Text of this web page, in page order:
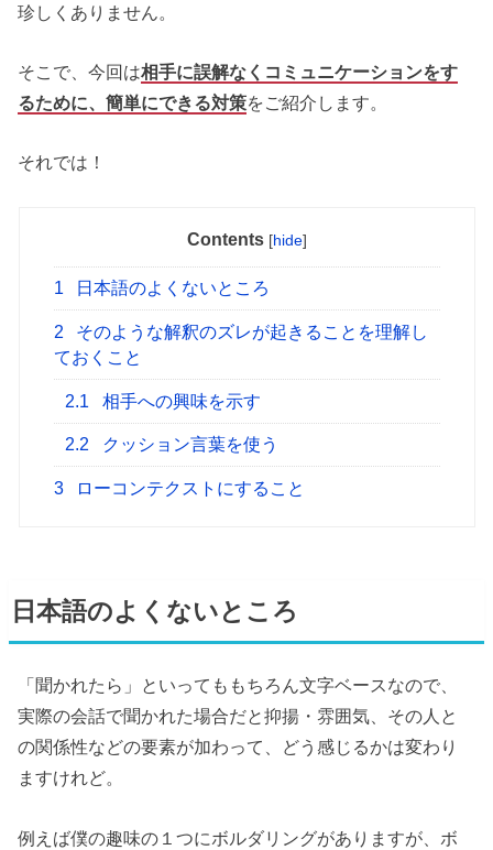
珍しくありません。
そこで、今回は相手に誤解なくコミュニケーションをす
るために、簡単にできる対策をご紹介します。
それでは！
Contents [hide]
1 日本語のよくないところ
2
そのような解釈のズレが起きることを理解し
ておくこと
2.1 相手への興味を示す
2.2 クッション言葉を使う
3 ローコンテクストにすること
日本語のよくないところ
「聞かれたら」といってももちろん文字ベースなので、
実際の会話で聞かれた場合だと抑揚・雰囲気、その人と
の関係性などの要素が加わって、どう感じるかは変わり
ますけれど。
例えば僕の趣味の１つにボルダリングがありますが、ボ